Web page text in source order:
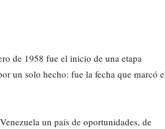
de 1958 fue el inicio de una etapa
un solo hecho: fue la fecha que marcó
un país de oportunidades, de